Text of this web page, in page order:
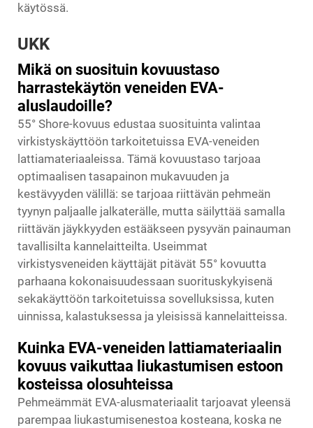
käytössä.
UKK
Mikä on suosituin kovuustaso
harrastekäytön veneiden EVA-
aluslaudoille?
55° Shore-kovuus edustaa suosituinta valintaa
virkistyskäyttöön tarkoitetuissa EVA-veneiden
lattiamateriaaleissa. Tämä kovuustaso tarjoaa
optimaalisen tasapainon mukavuuden ja
kestävyyden välillä: se tarjoaa riittävän pehmeän
tyynyn paljaalle jalkaterälle, mutta säilyttää samalla
riittävän jäykkyyden estääkseen pysyvän painauman
tavallisilta kannelaitteilta. Useimmat
virkistysveneiden käyttäjät pitävät 55° kovuutta
parhaana kokonaisuudessaan suorituskykyisenä
sekakäyttöön tarkoitetuissa sovelluksissa, kuten
uinnissa, kalastuksessa ja yleisissä kannelaitteissa.
Kuinka EVA-veneiden lattiamateriaalin
kovuus vaikuttaa liukastumisen estoon
kosteissa olosuhteissa
Pehmeämmät EVA-alusmateriaalit tarjoavat yleensä
parempaa liukastumisenestoa kosteana, koska ne